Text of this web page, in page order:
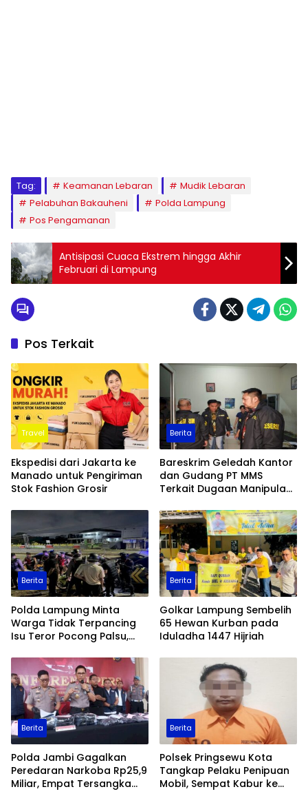
Tag: Keamanan Lebaran
Mudik Lebaran
Pelabuhan Bakauheni
Polda Lampung
Pos Pengamanan
Antisipasi Cuaca Ekstrem hingga Akhir
Februari di Lampung
Pos Terkait
Travel
Ekspedisi dari Jakarta ke
Manado untuk Pengiriman
Stok Fashion Grosir
Berita
Bareskrim Geledah Kantor
dan Gudang PT MMS
Terkait Dugaan Manipulasi
Berita
Polda Lampung Minta
Warga Tidak Terpancing
Isu Teror Pocong Palsu,
Ditingkatkan
Berita
Golkar Lampung Sembelih
65 Hewan Kurban pada
Iduladha 1447 Hijriah
Berita
Polda Jambi Gagalkan
Peredaran Narkoba Rp25,9
Miliar, Empat Tersangka
Berita
Polsek Pringsewu Kota
Tangkap Pelaku Penipuan
Mobil, Sempat Kabur ke